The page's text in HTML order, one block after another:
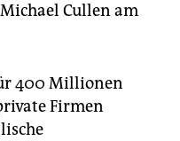
Cullen am
400 Millionen
Firmen